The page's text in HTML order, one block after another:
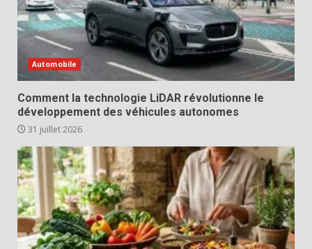
Automobile
Comment la technologie LiDAR révolutionne le
développement des véhicules autonomes
31 juillet 2026